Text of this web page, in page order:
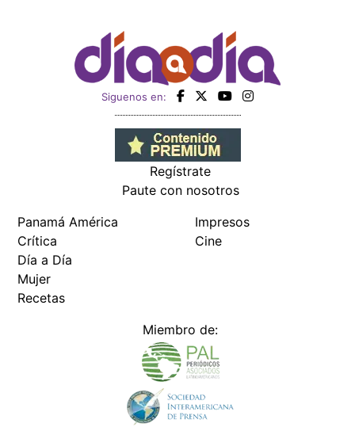
Siguenos en:
Regístrate
Paute con nosotros
Panamá América
Crítica
Día a Día
Mujer
Recetas
Impresos
Cine
Miembro de: